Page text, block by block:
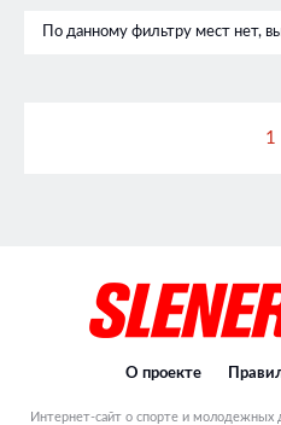
По данному фильтру мест нет,
1
О проекте
Интернет-сайт о спорте и молодежных